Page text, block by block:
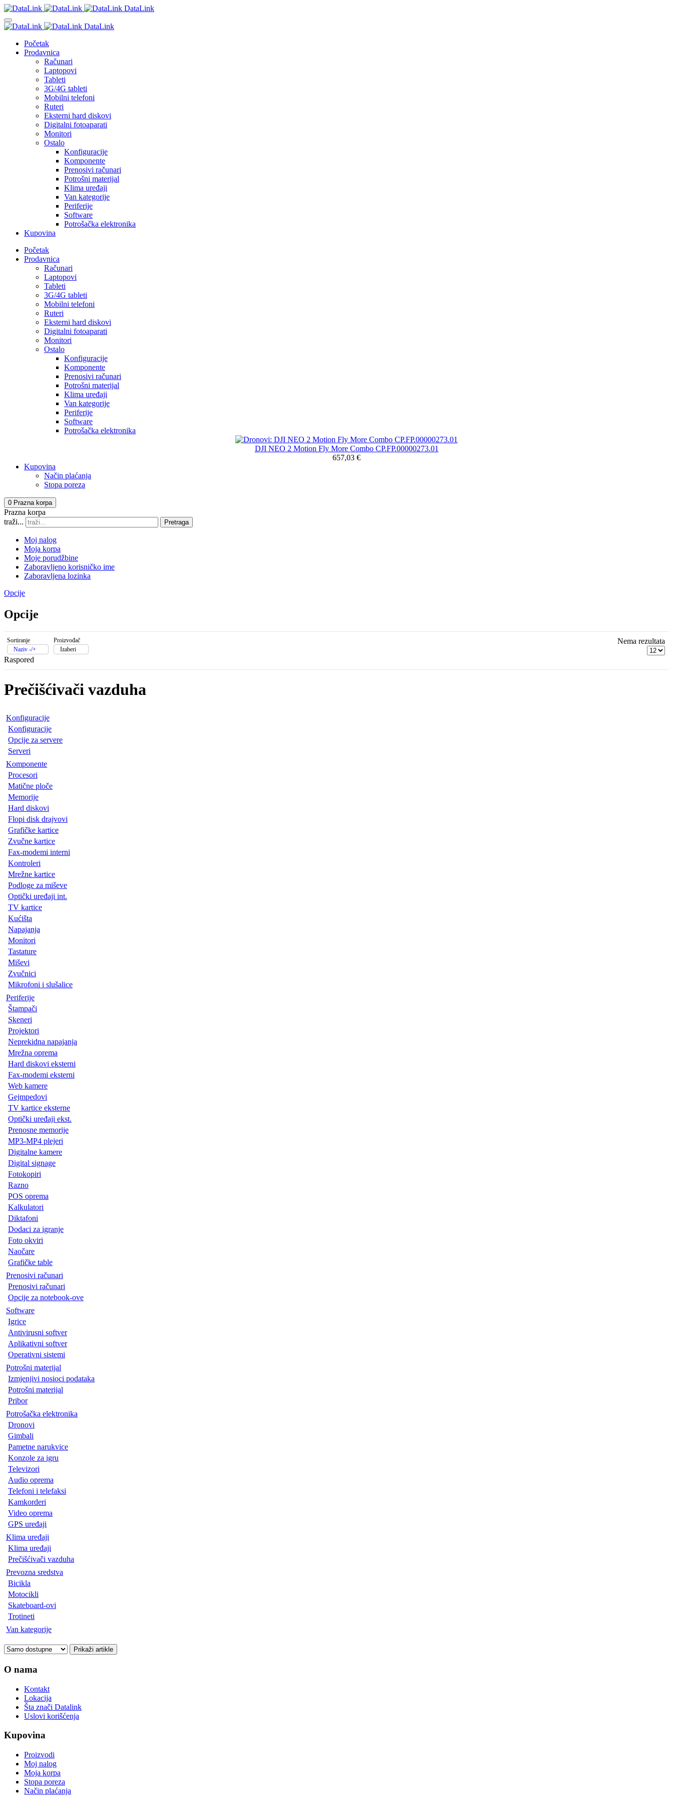
DataLink
DataLink
Početak
Prodavnica
Računari
Laptopovi
Tableti
3G/4G tableti
Mobilni telefoni
Ruteri
Eksterni hard diskovi
Digitalni fotoaparati
Monitori
Ostalo
Konfiguracije
Komponente
Prenosivi računari
Potrošni materijal
Klima uređaji
Van kategorije
Periferije
Software
Potrošačka elektronika
Kupovina
Početak
Prodavnica
Računari
Laptopovi
Tableti
3G/4G tableti
Mobilni telefoni
Ruteri
Eksterni hard diskovi
Digitalni fotoaparati
Monitori
Ostalo
Konfiguracije
Komponente
Prenosivi računari
Potrošni materijal
Klima uređaji
Van kategorije
Periferije
Software
Potrošačka elektronika
DJI NEO 2 Motion Fly More Combo CP.FP.00000273.01
657,03 €
Kupovina
Način plaćanja
Stopa poreza
0 Prazna korpa
Prazna korpa
traži...
Pretraga
Moj nalog
Moja korpa
Moje porudžbine
Zaboravljeno korisničko ime
Zaboravljena lozinka
Opcije
Opcije
Sortiranje
Naziv -/+
Proizvođač
Izaberi
Nema rezultata
Raspored
Prečišćivači vazduha
Konfiguracije
Konfiguracije
Opcije za servere
Serveri
Komponente
Procesori
Matične ploče
Memorije
Hard diskovi
Flopi disk drajvovi
Grafičke kartice
Zvučne kartice
Fax-modemi interni
Kontroleri
Mrežne kartice
Podloge za miševe
Optički uređaji int.
TV kartice
Kućišta
Napajanja
Monitori
Tastature
Miševi
Zvučnici
Mikrofoni i slušalice
Periferije
Štampači
Skeneri
Projektori
Neprekidna napajanja
Mrežna oprema
Hard diskovi eksterni
Fax-modemi eksterni
Web kamere
Gejmpedovi
TV kartice eksterne
Optički uređaji ekst.
Prenosne memorije
MP3-MP4 plejeri
Digitalne kamere
Digital signage
Fotokopiri
Razno
POS oprema
Kalkulatori
Diktafoni
Dodaci za igranje
Foto okviri
Naočare
Grafičke table
Prenosivi računari
Prenosivi računari
Opcije za notebook-ove
Software
Igrice
Antivirusni softver
Aplikativni softver
Operativni sistemi
Potrošni materijal
Izmjenjivi nosioci podataka
Potrošni materijal
Pribor
Potrošačka elektronika
Dronovi
Gimbali
Pametne narukvice
Konzole za igru
Televizori
Audio oprema
Telefoni i telefaksi
Kamkorderi
Video oprema
GPS uređaji
Klima uređaji
Klima uređaji
Prečišćivači vazduha
Prevozna sredstva
Bicikla
Motocikli
Skateboard-ovi
Trotineti
Van kategorije
O nama
Kontakt
Lokacija
Šta znači Datalink
Uslovi korišćenja
Kupovina
Proizvodi
Moj nalog
Moja korpa
Stopa poreza
Način plaćanja